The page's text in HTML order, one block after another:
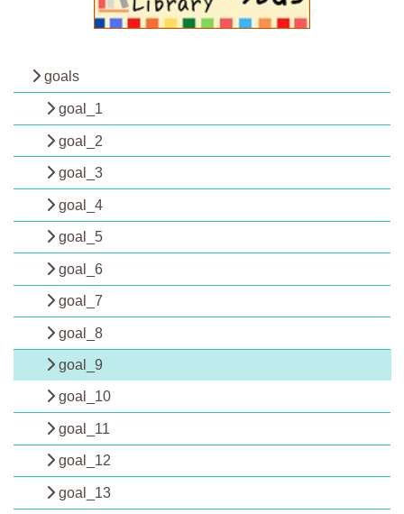
goals
goal_1
goal_2
goal_3
goal_4
goal_5
goal_6
goal_7
goal_8
goal_9
goal_10
goal_11
goal_12
goal_13